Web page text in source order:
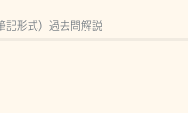
形式）過去問解説